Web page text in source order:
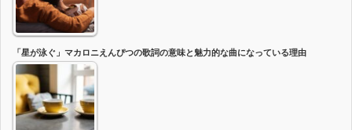
「星が泳ぐ」マカロニえんぴつの歌詞の意味と魅力的な曲になっている理由